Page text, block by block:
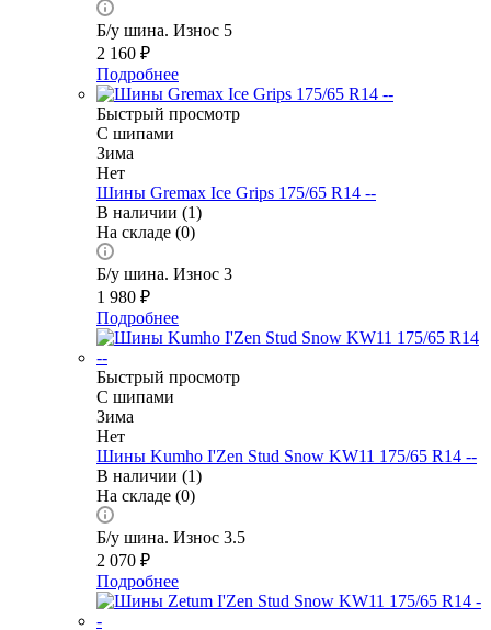
Б/у шина. Износ 5
2 160 ₽
Подробнее
Быстрый просмотр
С шипами
Зима
Нет
Шины Gremax Ice Grips 175/65 R14 --
В наличии (1)
На складе (0)
Б/у шина. Износ 3
1 980 ₽
Подробнее
Быстрый просмотр
С шипами
Зима
Нет
Шины Kumho I'Zen Stud Snow KW11 175/65 R14 --
В наличии (1)
На складе (0)
Б/у шина. Износ 3.5
2 070 ₽
Подробнее